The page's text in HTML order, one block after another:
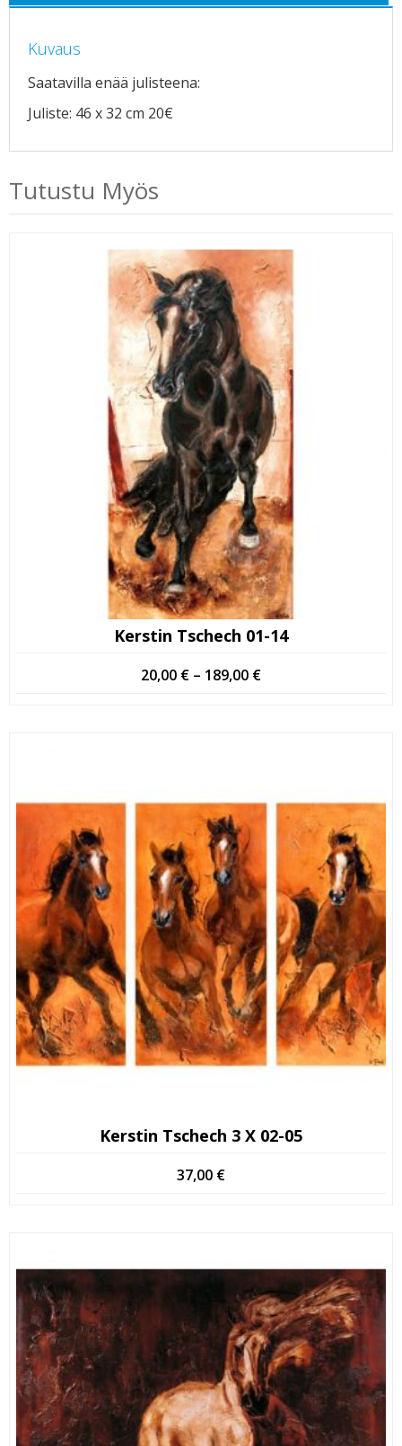
Kuvaus
Saatavilla enää julisteena:
Juliste: 46 x 32 cm 20€
Tutustu Myös
Kerstin Tschech 01-14
20,00 € – 189,00 €Hintaluokka:
Kerstin Tschech 3 X 02-05
37,00 €